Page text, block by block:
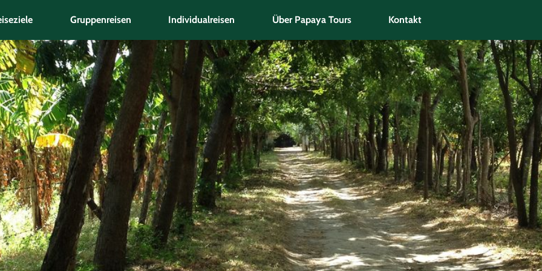
Gruppenreisen Individualreisen Über Papaya Tours Kontakt